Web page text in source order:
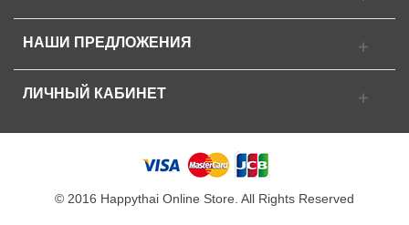
НАШИ ПРЕДЛОЖЕНИЯ
ЛИЧНЫЙ КАБИНЕТ
© 2016 Happythai Online Store. All Rights Reserved